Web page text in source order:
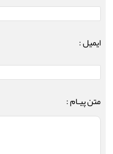
ایمیل :
متن پیـام :